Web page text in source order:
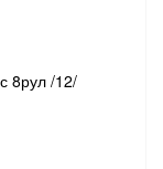
8рул /12/